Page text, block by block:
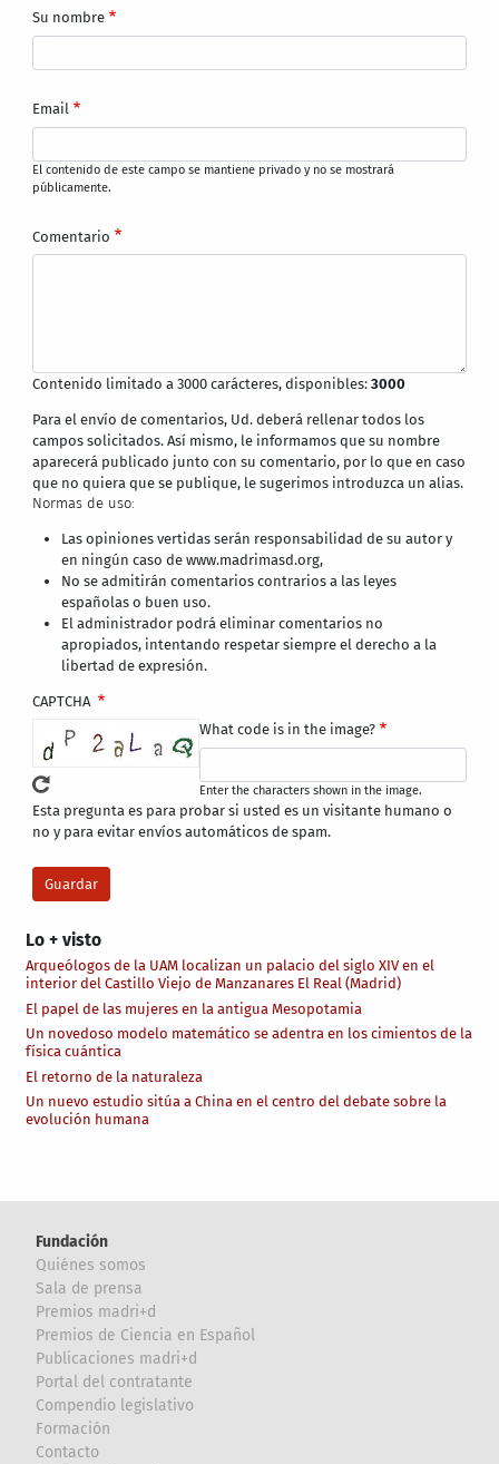
Lo + visto
Arqueólogos de la UAM localizan un palacio del siglo XIV en el
interior del Castillo Viejo de Manzanares El Real (Madrid)
El papel de las mujeres en la antigua Mesopotamia
Un novedoso modelo matemático se adentra en los cimientos de la
física cuántica
El retorno de la naturaleza
Un nuevo estudio sitúa a China en el centro del debate sobre la
evolución humana
Su nombre
Email
El contenido de este campo se mantiene privado y no se mostrará
públicamente.
Comentario
Contenido limitado a 3000 carácteres, disponibles:3000
Para el envío de comentarios, Ud. deberá rellenar todos los
campos solicitados. Así mismo, le informamos que su nombre
aparecerá publicado junto con su comentario, por lo que en caso
que no quiera que se publique, le sugerimos introduzca un alias.
Normas de uso:
Las opiniones vertidas serán responsabilidad de su autor y
en ningún caso de www.madrimasd.org,
No se admitirán comentarios contrarios a las leyes
españolas o buen uso.
El administrador podrá eliminar comentarios no
apropiados, intentando respetar siempre el derecho a la
libertad de expresión.
CAPTCHA
What code is in the image?
Enter the characters shown in the image.
Esta pregunta es para probar si usted es un visitante humano o
no y para evitar envíos automáticos de spam.
Fundación
Quiénes somos
Sala de prensa
Premios madri+d
Premios de Ciencia en Español
Publicaciones madri+d
Portal del contratante
Compendio legislativo
Formación
Contacto